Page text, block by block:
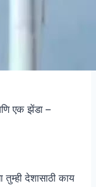
एक झेंडा –
तुम्ही देशासाठी काय